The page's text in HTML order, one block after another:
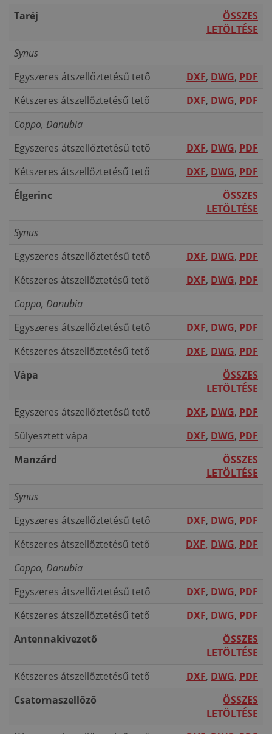
Taréj
ÖSSZES
LETÖLTÉSE
Synus
Egyszeres átszellőztetésű tető
DXF, DWG, PDF
Kétszeres átszellőztetésű tető
DXF, DWG, PDF
Coppo, Danubia
Egyszeres átszellőztetésű tető
DXF, DWG, PDF
Kétszeres átszellőztetésű tető
DXF, DWG, PDF
Élgerinc
ÖSSZES
LETÖLTÉSE
Synus
Egyszeres átszellőztetésű tető
DXF, DWG, PDF
Kétszeres átszellőztetésű tető
DXF, DWG, PDF
Coppo, Danubia
Egyszeres átszellőztetésű tető
DXF, DWG, PDF
Kétszeres átszellőztetésű tető
DXF, DWG, PDF
Vápa
ÖSSZES
LETÖLTÉSE
Egyszeres átszellőztetésű tető
DXF, DWG, PDF
Sülyesztett vápa
DXF, DWG, PDF
Manzárd
ÖSSZES
LETÖLTÉSE
Synus
Egyszeres átszellőztetésű tető
DXF, DWG, PDF
Kétszeres átszellőztetésű tető
DXF, DWG, PDF
Coppo, Danubia
Egyszeres átszellőztetésű tető
DXF, DWG, PDF
Kétszeres átszellőztetésű tető
DXF, DWG, PDF
Antennakivezető
ÖSSZES
LETÖLTÉSE
Kétszeres átszellőztetésű tető
DXF, DWG, PDF
Csatornaszellőző
ÖSSZES
LETÖLTÉSE